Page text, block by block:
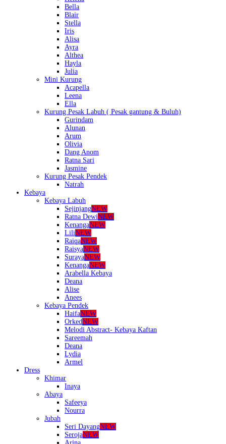
Bella
Blair
Stella
Iris
Alisa
Ayra
Althea
Hayla
Julia
Mini Kurung
Acapella
Leena
Ella
Kurung Pesak Labuh ( Pesak gantung & Buluh)
Gurindam
Alunan
Arum
Olivia
Dang Anom
Ratna Sari
Jasmine
Kurung Pesak Pendek
Natrah
Kebaya
Kebaya Labuh
SejinjangNEW
Ratna DewiNEW
KenangaNEW
LiliNEW
RaiqaNEW
RaisyaNEW
SurayaNEW
KenangaNEW
Arabella Kebaya
Deana
Alise
Anees
Kebaya Pendek
HaifaNEW
OrkedNEW
Melodi Abstract- Kebaya Kaftan
Sareemah
Deana
Lydia
Armel
Dress
Khimar
Inaya
Abaya
Safeeya
Nourra
Jubah
Seri DayangNEW
SerojaNEW